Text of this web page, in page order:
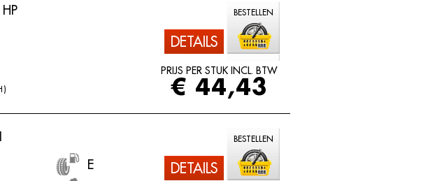
DETAILS
BESTELLEN
PRIJS PER STUK INCL. BTW
€ 44,43
E
DETAILS
BESTELLEN